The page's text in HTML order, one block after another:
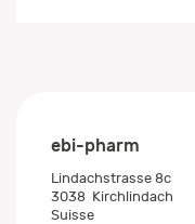
ebi-pharm
Lindachstrasse 8c
3038 Kirchlindach
Suisse